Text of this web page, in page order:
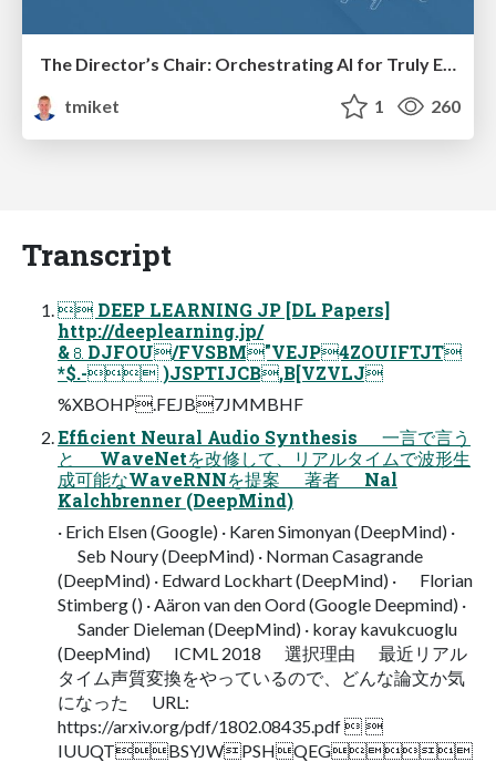
tmiket
1 260
Transcript
 DEEP LEARNING JP [DL Papers]
http://deeplearning.jp/
&⒏DJFOU/FVSBM"VEJP4ZOUIFTJT
*$.- )JSPTIJCB,B[VZVLJ
%XBOHP.FEJB7JMMBHF
Efficient Neural Audio Synthesis 一言で言う
と WaveNetを改修して、リアルタイムで波形生
成可能なWaveRNNを提案 著者 Nal
Kalchbrenner (DeepMind)
· Erich Elsen (Google) · Karen Simonyan (DeepMind) ·
Seb Noury (DeepMind) · Norman Casagrande
(DeepMind) · Edward Lockhart (DeepMind) · Florian
Stimberg () · Aäron van den Oord (Google Deepmind) ·
Sander Dieleman (DeepMind) · koray kavukcuoglu
(DeepMind) ICML 2018 選択理由 最近リアル
タイム声質変換をやっているので、どんな論文か気
になった URL:
https://arxiv.org/pdf/1802.08435.pdf  
IUUQTBSYJWPSHQEG